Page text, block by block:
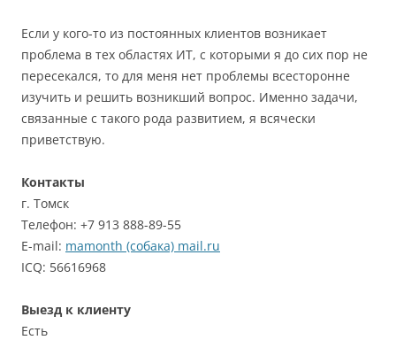
Если у кого-то из постоянных клиентов возникает
проблема в тех областях ИТ, с которыми я до сих пор не
пересекался, то для меня нет проблемы всесторонне
изучить и решить возникший вопрос. Именно задачи,
связанные с такого рода развитием, я всячески
приветствую.
Контакты
г. Томск
Телефон: +7 913 888-89-55
E-mail: mamonth (собака) mail.ru
ICQ: 56616968
Выезд к клиенту
Есть